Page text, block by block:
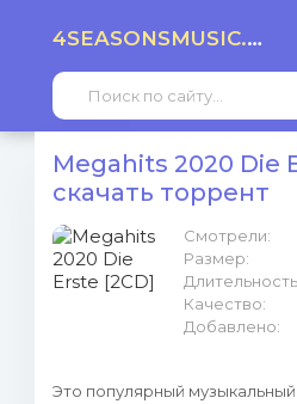
4SEASONSMUSIC.RU
Megahits 2020 Die
скачать торрент
Смотрели:
Размер:
Качество:
Добавлено:
Это популярный